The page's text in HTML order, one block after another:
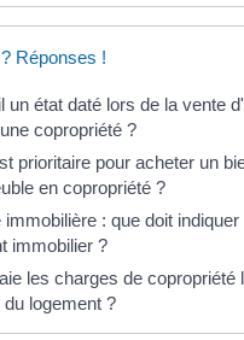
Réponses !
un état daté lors de la vente
copropriété ?
prioritaire pour acheter un
en copropriété ?
immobilière : que doit
immobilier ?
les charges de copropriété
du logement ?